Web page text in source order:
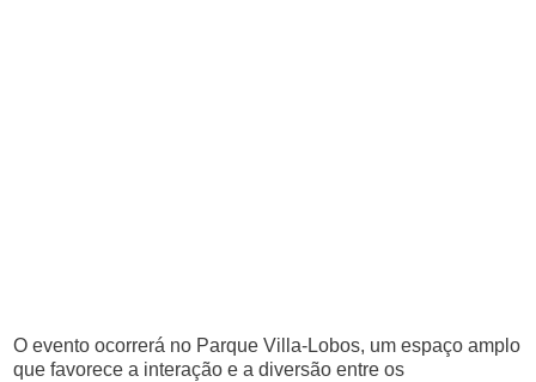
O evento ocorrerá no Parque Villa-Lobos, um espaço amplo
que favorece a interação e a diversão entre os